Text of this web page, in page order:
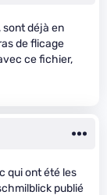
déjà en
de flicage
ce fichier,
qui ont été les
publié